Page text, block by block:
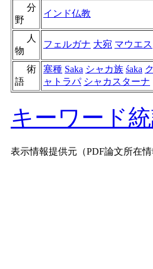
分
野
インド仏教
人
物
フェルガナ 大宛 マウエス
術
語
塞種 Saka シャカ族 śaka
ャトラパ シャカスターナ
キーワード
表示情報提供元（PDF論文所在情